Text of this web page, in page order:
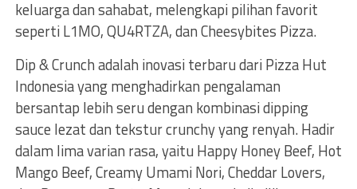
keluarga dan sahabat, melengkapi pilihan favorit
seperti L1MO, QU4RTZA, dan Cheesybites Pizza.
Dip & Crunch adalah inovasi terbaru dari Pizza Hut
Indonesia yang menghadirkan pengalaman
bersantap lebih seru dengan kombinasi dipping
sauce lezat dan tekstur crunchy yang renyah. Hadir
dalam lima varian rasa, yaitu Happy Honey Beef, Hot
Mango Beef, Creamy Umami Nori, Cheddar Lovers,